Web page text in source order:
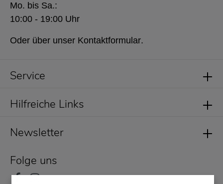
Service
Newsletter
Folge uns
Mo. bis Sa.:
10:00 - 19:00 Uhr
Oder über unser Kontaktformular.
Hilfreiche Links